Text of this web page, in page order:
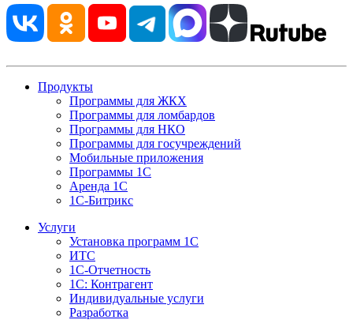
Продукты
Программы для ЖКХ
Программы для ломбардов
Программы для НКО
Программы для госучреждений
Мобильные приложения
Программы 1С
Аренда 1С
1С-Битрикс
Услуги
Установка программ 1С
ИТС
1С-Отчетность
1С: Контрагент
Индивидуальные услуги
Разработка